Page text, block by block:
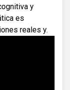
y
es
reales y.